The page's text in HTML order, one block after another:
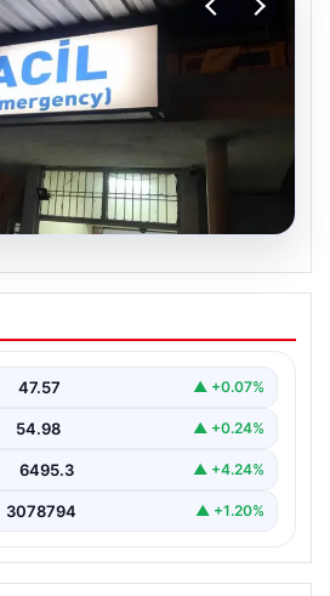
ilçesinde trajik kaza: 3
hayatını kaybetti
Eslem Talan…
47.57 ▲ +0.07%
54.98 ▲ +0.24%
6495.3 ▲ +4.24%
3078794 ▲ +1.20%